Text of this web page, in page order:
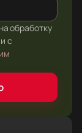
обработку
с